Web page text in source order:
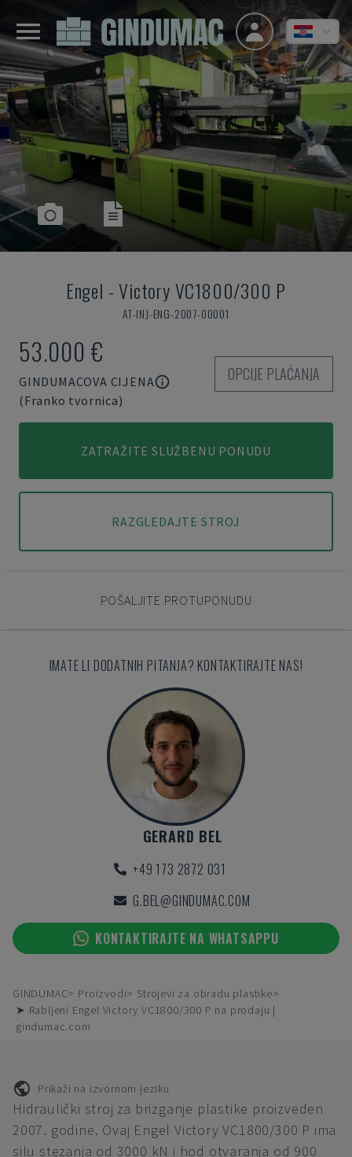
Engel -Victory VC1800/300 P
AT-INJ-ENG-2007-00001
53.000 €
GINDUMACOVA CIJENA
(Franko tvornica)
OPCIJE PLAĆANJA
ZATRAŽITE SLUŽBENU PONUDU
RAZGLEDAJTE STROJ
POŠALJITE PROTUPONUDU
IMATE LI DODATNIH PITANJA? KONTAKTIRAJTE NAS!
GERARD BEL
+49 173 2872 031
G.BEL@GINDUMAC.COM
KONTAKTIRAJTE NA WHATSAPPU
GINDUMAC Proizvodi
Strojevi za obradu plastike
➤ Rabljeni Engel Victory VC1800/300 P na prodaju |
gindumac.com
Prikaži na izvornom jeziku
Hidraulički stroj za brizganje plastike proizveden
2007. godine. Ovaj Engel Victory VC1800/300 P ima
silu stezanja od 3000 kN i hod otvaranja od 900